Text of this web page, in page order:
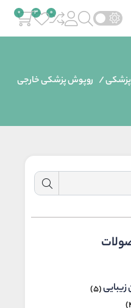
/ روپوش پزشکی خارجی
(5)